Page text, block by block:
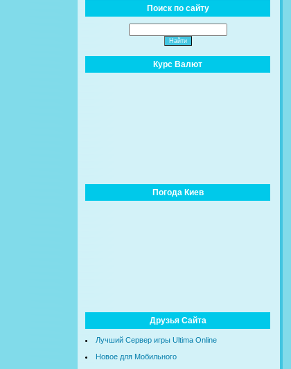
Поиск по сайту
Курс Валют
Погода Киев
Друзья Сайта
Лучший Сервер игры Ultima Online
Новое для Мобильного